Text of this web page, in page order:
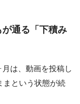
通る「下積み
は、動画を投稿し
まという状態が続